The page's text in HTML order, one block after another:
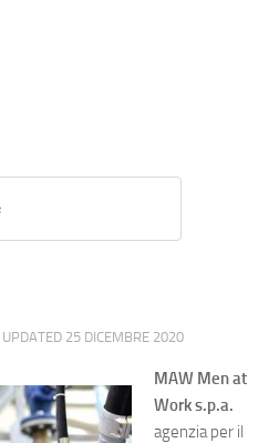
UPDATED 25 DICEMBRE 2020
MAW Men at
Work s.p.a.
agenzia per il